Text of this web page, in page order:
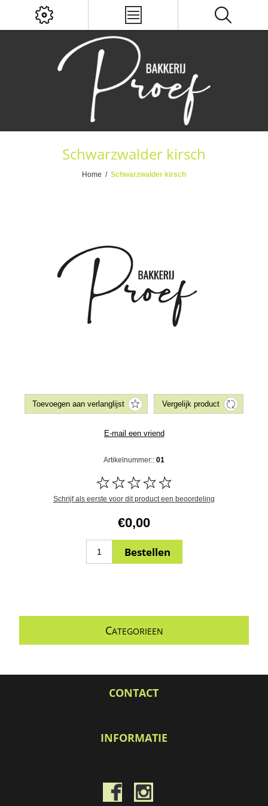
Schwarzwalder kirsch
Home / Schwarzwalder kirsch
Artikelnummer:: 01
Schrijf als eerste voor dit product een beoordeling
€0,00
CATEGORIEEN
CONTACT
INFORMATIE